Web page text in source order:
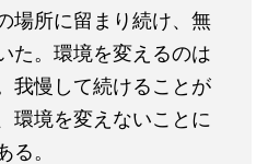
場所に留まり続け、無
た。環境を変えるのは
我慢して続けることが
環境を変えないことに
る。